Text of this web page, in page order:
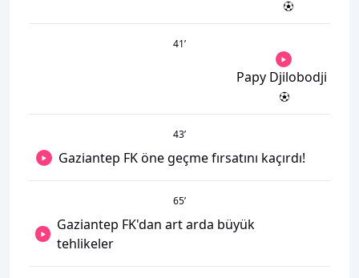
41’
Papy Djilobodji
43’
Gaziantep FK öne geçme fırsatını kaçırdı!
65’
Gaziantep FK'dan art arda büyük
tehlikeler